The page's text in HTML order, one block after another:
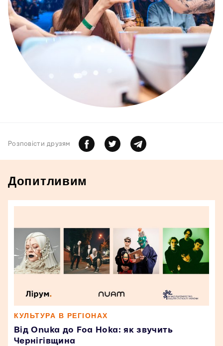
Розповiсти друзям
Допитливим
КУЛЬТУРА В РЕГІОНАХ
Від Onuka до Foa Hoka: як звучить
Чернігівщина